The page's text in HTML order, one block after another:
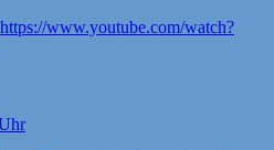
https://www.youtube.com/watch?